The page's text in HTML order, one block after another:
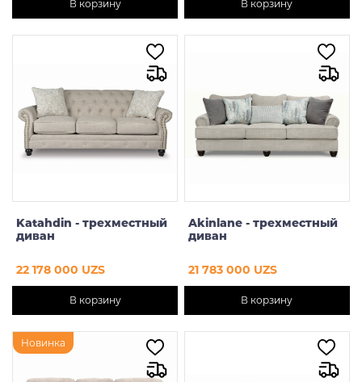
В корзину В корзину
Katahdin - трехместный
диван
22 178 000 UZS
В корзину
Akinlane - трехместный
диван
21 783 000 UZS
В корзину
Новинка